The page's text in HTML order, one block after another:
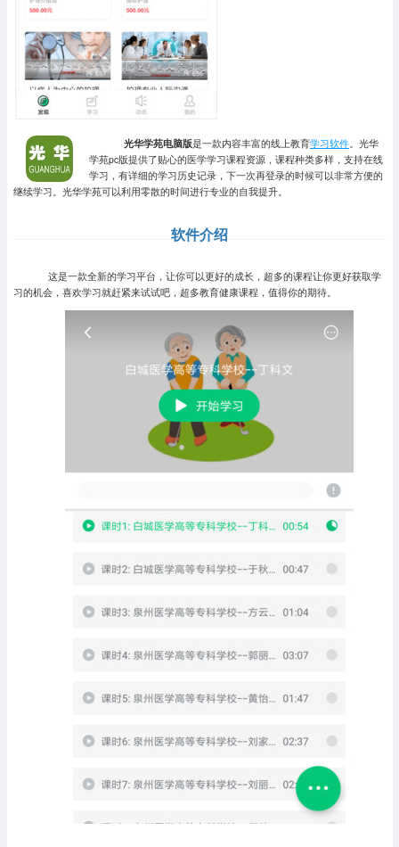
光华学苑电脑版是一款内容丰富的线上教育学习软件 。光华
学苑pc版提供了贴心的医学学习课程资源，课程种类多样，支持在线
学习，有详细的学习历史记录，下一次再登录的时候可以非常方便的
继续学习。光华学苑可以利用零散的时间进行专业的自我提升。
软件介绍
这是一款全新的学习平台，让你可以更好的成长，超多的课程让你更好获取学
习的机会，喜欢学习就赶紧来试试吧，超多教育健康课程，值得你的期待。